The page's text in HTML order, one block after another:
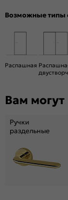
Конструкция
Вес, кг:
Кромка:
Возможность
Для влажных
Возможные типы
Распашная
Вам
Ручки
раздельные